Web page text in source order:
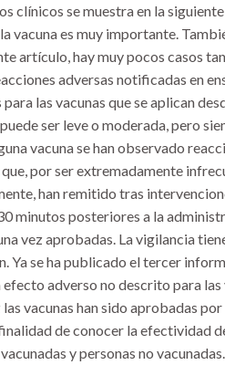
clínicos se muestra en la
vacuna es muy importante.
artículo, hay muy pocos casos
adversas notificadas en
las vacunas que se aplican
ser leve o moderada, pero
vacuna se han observado
por ser extremadamente
han remitido tras
minutos posteriores a la
vez aprobadas. La vigilancia
Ya se ha publicado el tercer
adverso no descrito para
vacunas han sido aprobadas por
de conocer la efectividad
y personas no